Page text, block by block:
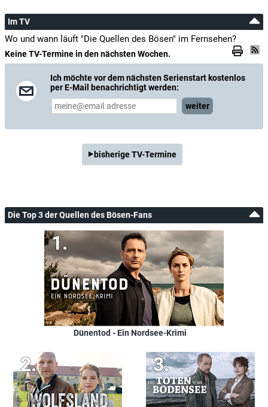
Im TV
Wo und wann läuft "Die Quellen des Bösen" im Fernsehen?
Keine TV-Termine in den nächsten Wochen.
Ich möchte vor dem nächsten Serienstart kostenlos
per E-Mail benachrichtigt werden:
weiter
bisherige TV-Termine
Die Top 3 der Quellen des Bösen-Fans
Dünentod - Ein Nordsee-Krimi